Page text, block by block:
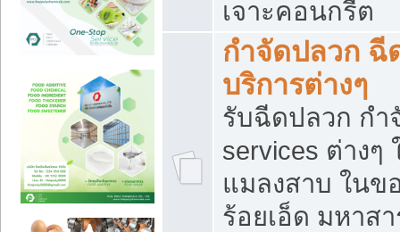
เจาะคอนกรีต
กำจัดปลวก ฉี
บริการต่างๆ
รับฉีดปลวก กำ
services ต่าง
แมลงสาบ ใน
ร้อยเอ็ด มหาส